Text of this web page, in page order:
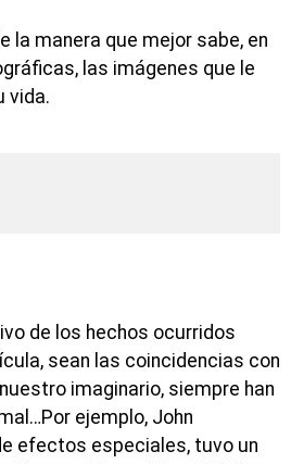
la manera que mejor sabe, en
las imágenes que le
vida.
de los hechos ocurridos
sean las coincidencias con
imaginario, siempre han
ejemplo, John
efectos especiales, tuvo un